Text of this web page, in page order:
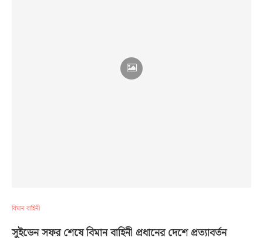
বিমান বাহিনী
সুইডেন সফর শেষে বিমান বাহিনী প্রধানের দেশে প্রত্যাবর্তন